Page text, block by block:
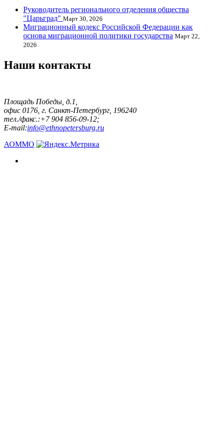
Руководитель регионального отделения общества
"Царьград" Март 30, 2026
Миграционный кодекс Российской Федерации как
основа миграционной политики государства Март 22,
2026
Наши контакты
Площадь Победы, д.1,
офис 0176, г. Санкт-Петербург, 196240
тел./факс.:+7 904 856-09-12;
E-mail:info@ethnopetersburg.ru
АОММО